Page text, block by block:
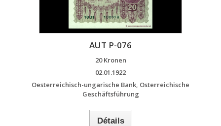
AUT P-076
20 Kronen
02.01.1922
Oesterreichisch-ungarische Bank, Osterreichische
Geschäftsführung
Détails